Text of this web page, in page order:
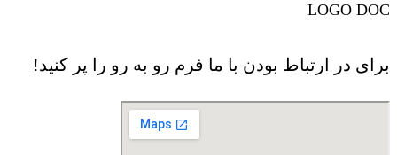
LOGO DOC
برای در ارتباط بودن با ما فرم رو به رو را پر کنید!